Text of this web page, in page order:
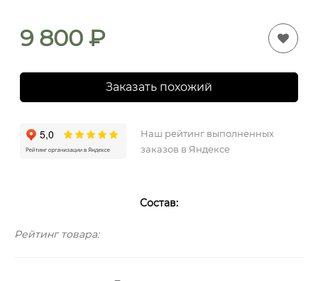
9 800 ₽
Заказать похожий
Наш рейтинг выполненных
заказов в Яндексе
Состав:
Рейтинг товара: